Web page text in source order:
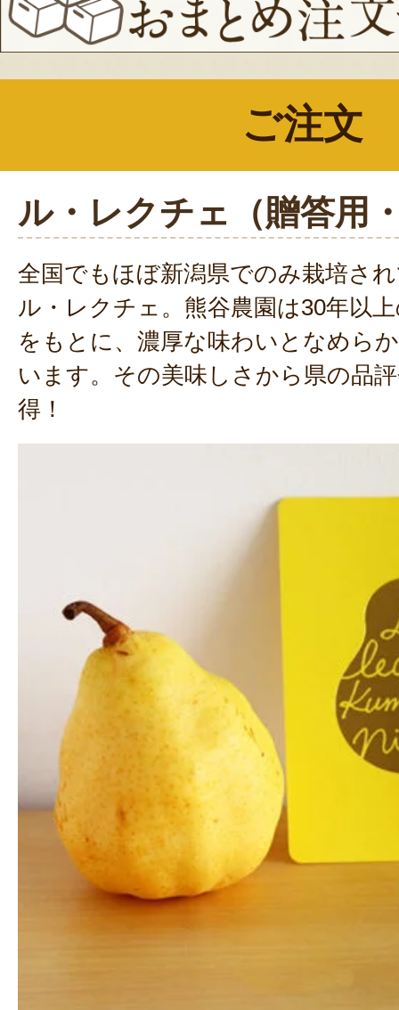
ご注文
ル・レクチェ（贈答用
全国でもほぼ新潟県でのみ栽培さ
ル・レクチェ。熊谷農園は30年以
をもとに、濃厚な味わいとなめら
います。その美味しさから県の品
得！